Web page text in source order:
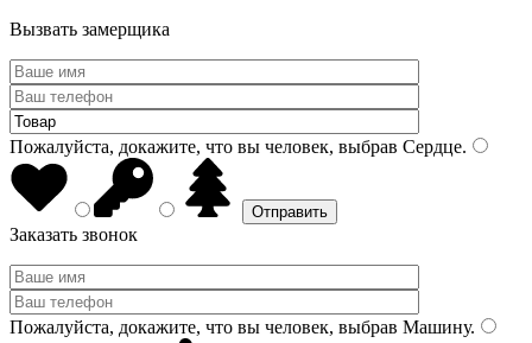
Вызвать замерщика
Пожалуйста, докажите, что вы человек, выбрав Сердце.
Заказать звонок
Пожалуйста, докажите, что вы человек, выбрав Машину.